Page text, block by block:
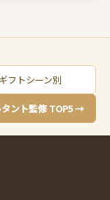
ギフトシーン別
タント監修 TOP5 →